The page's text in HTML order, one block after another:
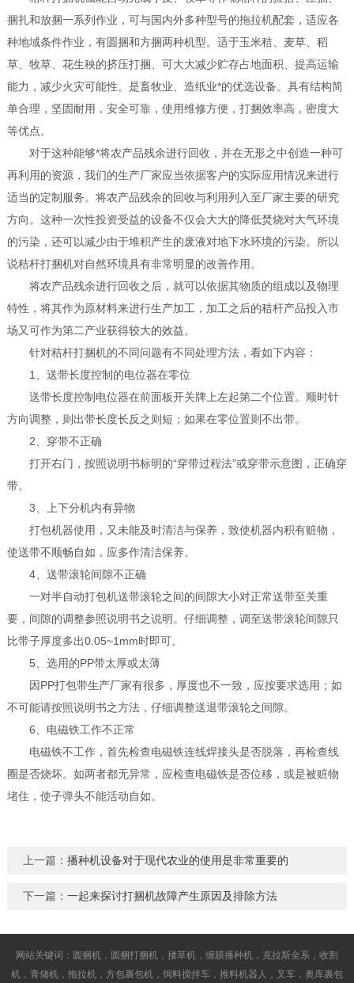
捆扎和放捆一系列作业，可与国内外多种型号的拖拉机配套，适应各
种地域条件作业，有圆捆和方捆两种机型。适于玉米秸、麦草、稻
草、牧草、花生秧的挤压打捆、可大大减少贮存占地面积、提高运输
能力，减少火灾可能性。是畜牧业、造纸业*的优选设备。具有结构简
单合理，坚固耐用，安全可靠，使用维修方便，打捆效率高，密度大
等优点。
对于这种能够*将农产品残余进行回收，并在无形之中创造一种可
再利用的资源，我们的生产厂家应当依据客户的实际应用情况来进行
适当的定制服务。将农产品残余的回收与利用列入至厂家主要的研究
方向。这种一次性投资受益的设备不仅会大大的降低焚烧对大气环境
的污染，还可以减少由于堆积产生的废液对地下水环境的污染。所以
说秸杆打捆机对自然环境具有非常明显的改善作用。
将农产品残余进行回收之后，就可以依据其物质的组成以及物理
特性，将其作为原材料来进行生产加工，加工之后的秸杆产品投入市
场又可作为第二产业获得较大的效益。
针对秸杆打捆机的不同问题有不同处理方法，看如下内容：
1、送带长度控制的电位器在零位
送带长度控制电位器在前面板开关牌上左起第二个位置。顺时针
方向调整，则出带长度长反之则短；如果在零位置则不出带。
2、穿带不正确
打开右门，按照说明书标明的“穿带过程法”或穿带示意图，正确穿
带。
3、上下分机内有异物
打包机器使用，又未能及时清洁与保养，致使机器内积有赃物，
使送带不顺畅自如，应多作清洁保养。
4、送带滚轮间隙不正确
一对半自动打包机送带滚轮之间的间隙大小对正常送带至关重
要，间隙的调整参照说明书之说明。仔细调整，调至送带滚轮间隙只
比带子厚度多出0.05~1mm时即可。
5、选用的PP带太厚或太薄
因PP打包带生产厂家有很多，厚度也不一致，应按要求选用；如
不可能请按照说明书之方法，仔细调整送退带滚轮之间隙。
6、电磁铁工作不正常
电磁铁不工作，首先检查电磁铁连线焊接头是否脱落，再检查线
圈是否烧坏。如两者都无异常，应检查电磁铁是否位移，或是被赃物
堵住，使子弹头不能活动自如。
上一篇： 播种机设备对于现代农业的使用是非常重要的
下一篇： 一起来探讨打捆机故障产生原因及排除方法
网站关键词：圆捆机，圆捆打捆机，搂草机，缠膜播种机，克拉斯全系，收割
机，青储机，拖拉机，方包裹包机，饲料搅拌车，推料机器人，叉车，奥库裹包